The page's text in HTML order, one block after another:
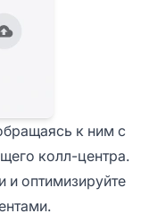
к ним с
колл-центра.
и оптимизируйте